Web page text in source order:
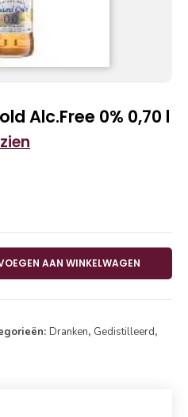
Alc.Free 0% 0,70 l
0% 0,70 l aantal
AAN WINKELWAGEN
Dranken, Gedistilleerd,